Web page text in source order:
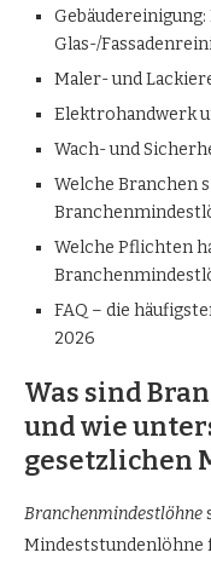
Glas-/
Maler- und
Elektrohandwerk
Wach- und
Welche Branchen
Welche Pflichten
FAQ – die
2026
Was sind
und wie
gesetzlichen
Branchenmindestlöhne
Mindeststundenlöhne